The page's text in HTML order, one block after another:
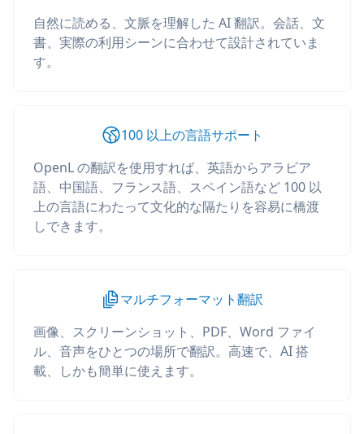
自然に読める、文脈を理解した AI 翻訳。会話、文
書、実際の利用シーンに合わせて設計されていま
す。
100 以上の言語サポート
OpenL の翻訳を使用すれば、英語からアラビア
語、中国語、フランス語、スペイン語など 100 以
上の言語にわたって文化的な隔たりを容易に橋渡
しできます。
マルチフォーマット翻訳
画像、スクリーンショット、PDF、Word ファイ
ル、音声をひとつの場所で翻訳。高速で、AI 搭
載、しかも簡単に使えます。